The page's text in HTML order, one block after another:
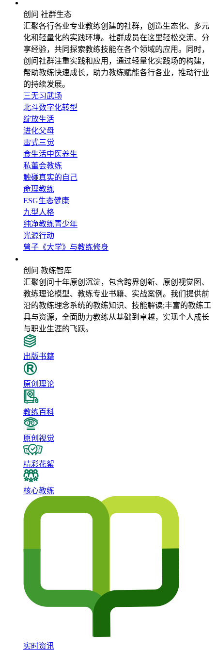
创问 社群生态
汇聚各行各业专业教练创建的社群，创造生态化、多元
化和轻量化的实践环境。社群成员在这里轻松交流、分
享经验，共同探索教练技能在各个领域的应用。同时，
创问社群注重实践和应用，通过轻量化实践场的构建，
帮助教练快速成长，助力教练赋能各行各业，推动行业
的持续发展。
三无习武场
北斗数字化转型
绽放生活
进化父母
雷式三觉
食生活中医养生
私董会教练
触碰真实的自己
命理教练
ESG生态健康
九型人格
纯净教练青少年
光源行动
曾子《大学》与教练修身
创问 教练智库
汇聚创问十年原创沉淀，包含跨界创新、原创视觉图、
教练理论模型、教练专业书籍、实战案例。我们提供前
沿的教练理念系统的教练知识、技能解读;丰富的教练工
具与资源，全面助力教练从基础到卓越，实现个人成长
与职业生涯的飞跃。
出版书籍
原创理论
教练百科
原创视觉
精彩花絮
核心教练
实时资讯